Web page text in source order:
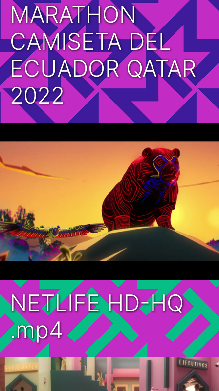
MARATHON
CAMISETA DEL
ECUADOR QATAR
2022
NETLIFE HD-HQ
.mp4